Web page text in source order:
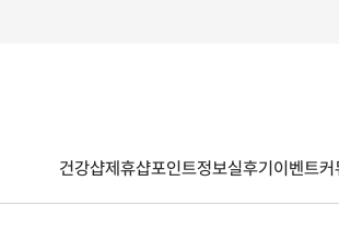
건강샵제휴샵포인트정보실후기이벤트커